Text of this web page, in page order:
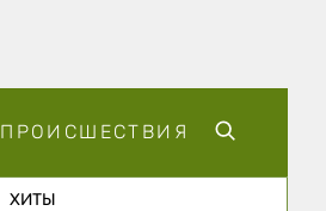
ПРОИСШЕСТВИЯ
ХИТЫ